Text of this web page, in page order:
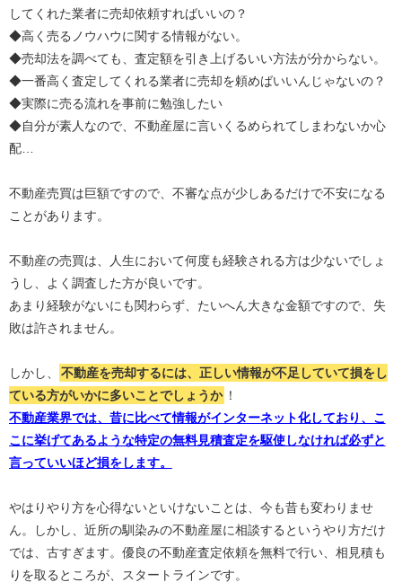
してくれた業者に売却依頼すればいいの？
◆高く売るノウハウに関する情報がない。
◆売却法を調べても、査定額を引き上げるいい方法が分からない。
◆一番高く査定してくれる業者に売却を頼めばいいんじゃないの？
◆実際に売る流れを事前に勉強したい
◆自分が素人なので、不動産屋に言いくるめられてしまわないか心
配…
不動産売買は巨額ですので、不審な点が少しあるだけで不安になる
ことがあります。
不動産の売買は、人生において何度も経験される方は少ないでしょ
うし、よく調査した方が良いです。
あまり経験がないにも関わらず、たいへん大きな金額ですので、失
敗は許されません。
しかし、
不動産を売却するには、正しい情報が不足していて損をし
ている方がいかに多いことでしょうか ！
不動産業界では、昔に比べて情報がインターネット化しており、こ
こに挙げてあるような特定の無料見積査定を駆使しなければ必ずと
言っていいほど損をします。
やはりやり方を心得ないといけないことは、今も昔も変わりませ
ん。しかし、近所の馴染みの不動産屋に相談するというやり方だけ
では、古すぎます。優良の不動産査定依頼を無料で行い、相見積も
りを取るところが、スタートラインです。